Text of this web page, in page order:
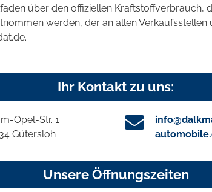
über den offiziellen Kraftstoffverbrauch,
werden, der an allen
Ihr Kontakt zu uns:
Opel-Str. 1
Gütersloh
Unsere Öffnungszeiten